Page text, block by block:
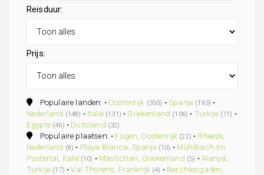
Reisduur:
Prijs:
Populaire landen: • Oostenrijk (350) •Spanje (193) •
Nederland (148) • Italië (131) • Griekenland (106) • Turkije (71) •
Egypte (46) • Duitsland (32)
Populaire plaatsen: • Fügen, Oostenrijk (22) • Rheeze,
Nederland (8) • Playa Blanca, Spanje (10) • Mühlbach Im
Pustertal, Italië (10) • Mastichari, Griekenland (5) • Alanya,
Turkije (17) •Val Thorens, Frankrijk (4) • Berchtesgaden,